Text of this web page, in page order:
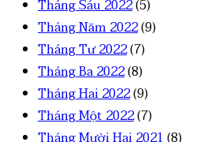
Tháng Sáu 2022(5)
Tháng Năm 2022(9)
Tháng Tư 2022(7)
Tháng Ba 2022(8)
Tháng Hai 2022(9)
Tháng Một 2022(7)